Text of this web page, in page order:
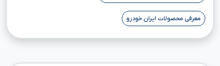
معرفی محصولات ایران خودرو